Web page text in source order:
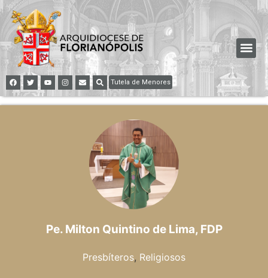
Tutela de Menores
Pe. Milton Quintino de Lima, FDP
Presbíteros, Religiosos